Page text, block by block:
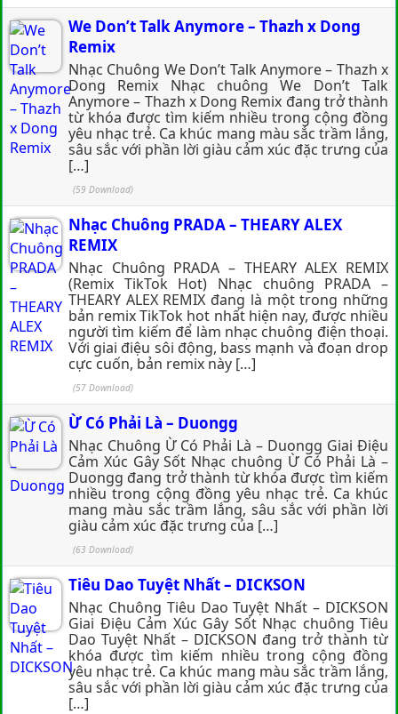
We Don’t Talk Anymore – Thazh x Dong
Remix
Nhạc Chuông We Don’t Talk Anymore – Thazh x
Dong Remix Nhạc chuông We Don’t Talk
Anymore – Thazh x Dong Remix đang trở thành
từ khóa được tìm kiếm nhiều trong cộng đồng
yêu nhạc trẻ. Ca khúc mang màu sắc trầm lắng,
sâu sắc với phần lời giàu cảm xúc đặc trưng của
[…]
(59 Download)
Nhạc Chuông PRADA – THEARY ALEX
REMIX
Nhạc Chuông PRADA – THEARY ALEX REMIX
(Remix TikTok Hot) Nhạc chuông PRADA –
THEARY ALEX REMIX đang là một trong những
bản remix TikTok hot nhất hiện nay, được nhiều
người tìm kiếm để làm nhạc chuông điện thoại.
Với giai điệu sôi động, bass mạnh và đoạn drop
cực cuốn, bản remix này […]
(57 Download)
Ừ Có Phải Là – Duongg
Nhạc Chuông Ừ Có Phải Là – Duongg Giai Điệu
Cảm Xúc Gây Sốt Nhạc chuông Ừ Có Phải Là –
Duongg đang trở thành từ khóa được tìm kiếm
nhiều trong cộng đồng yêu nhạc trẻ. Ca khúc
mang màu sắc trầm lắng, sâu sắc với phần lời
giàu cảm xúc đặc trưng của […]
(63 Download)
Tiêu Dao Tuyệt Nhất – DICKSON
Nhạc Chuông Tiêu Dao Tuyệt Nhất – DICKSON
Giai Điệu Cảm Xúc Gây Sốt Nhạc chuông Tiêu
Dao Tuyệt Nhất – DICKSON đang trở thành từ
khóa được tìm kiếm nhiều trong cộng đồng
yêu nhạc trẻ. Ca khúc mang màu sắc trầm lắng,
sâu sắc với phần lời giàu cảm xúc đặc trưng của
[…]